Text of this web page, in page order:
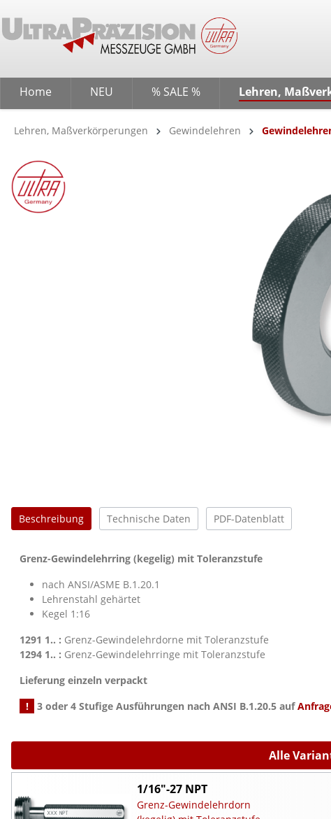
Zur Hauptnavigation springen
Home NEU % SALE % Lehren,
Lehren, Maßverkörperungen Gewindelehren
Bildergalerie überspringen
Beschreibung Technische Daten PDF-Datenblatt
Grenz-Gewindelehrring (kegelig) mit Toleranzstufe
nach ANSI/ASME B.1.20.1
Lehrenstahl gehärtet
Kegel 1:16
1291 1.. : Grenz-Gewindelehrdorne mit Toleranzstufe
1294 1.. : Grenz-Gewindelehrringe mit Toleranzstufe
Lieferung einzeln verpackt
!
3 oder 4 Stufige Ausführungen nach ANSI B.1.20.5 auf
Alle
1/16"-27 NPT
Grenz-Gewindelehrdorn